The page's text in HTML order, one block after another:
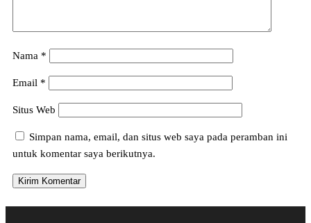
Nama *
Email *
Situs Web
Simpan nama, email, dan situs web saya pada peramban ini
untuk komentar saya berikutnya.